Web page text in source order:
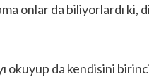
onlar da biliyorlardı ki,
okuyup da kendisini